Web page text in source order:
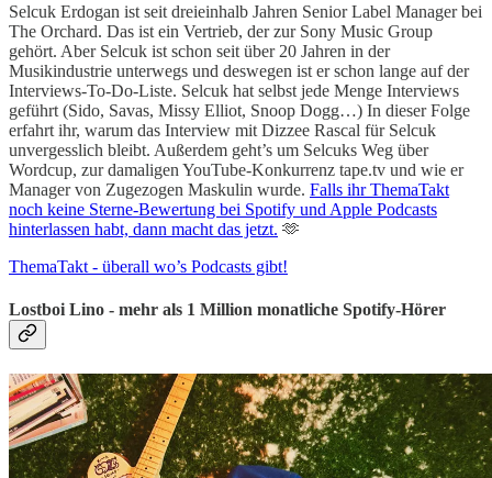
Selcuk Erdogan ist seit dreieinhalb Jahren Senior Label Manager bei
The Orchard. Das ist ein Vertrieb, der zur Sony Music Group
gehört. Aber Selcuk ist schon seit über 20 Jahren in der
Musikindustrie unterwegs und deswegen ist er schon lange auf der
Interviews-To-Do-Liste. Selcuk hat selbst jede Menge Interviews
geführt (Sido, Savas, Missy Elliot, Snoop Dogg…) In dieser Folge
erfahrt ihr, warum das Interview mit Dizzee Rascal für Selcuk
unvergesslich bleibt. Außerdem geht’s um Selcuks Weg über
Wordcup, zur damaligen YouTube-Konkurrenz tape.tv und wie er
Manager von Zugezogen Maskulin wurde. Falls ihr ThemaTakt
noch keine Sterne-Bewertung bei Spotify und Apple Podcasts
hinterlassen habt, dann macht das jetzt. 🫶
ThemaTakt - überall wo’s Podcasts gibt!
Lostboi Lino - mehr als 1 Million monatliche Spotify-Hörer